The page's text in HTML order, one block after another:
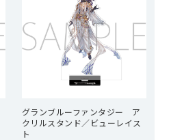
グランブルーファンタジー ア
クリルスタンド／ビューレイス
ト